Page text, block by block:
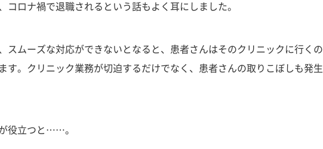
コロナ禍で退職されるという話もよく耳にしました。
スムーズな対応ができないとなると、患者さんはそのクリニックに行くの
す。クリニック業務が切迫するだけでなく、患者さんの取りこぼしも発生
役立つと……。